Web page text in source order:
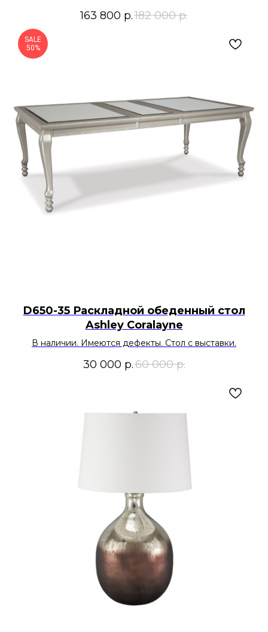
163 800 р.182 000 р.
SALE
50%
D650-35 Раскладной обеденный стол
Ashley Coralayne
В наличии. Имеются дефекты. Стол с выставки.
30 000 р.60 000 р.